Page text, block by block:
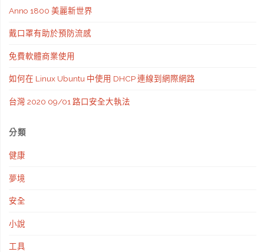
Anno 1800 美麗新世界
戴口罩有助於預防流感
免費軟體商業使用
如何在 Linux Ubuntu 中使用 DHCP 連線到網際網路
台灣 2020 09/01 路口安全大執法
分類
健康
夢境
安全
小說
工具